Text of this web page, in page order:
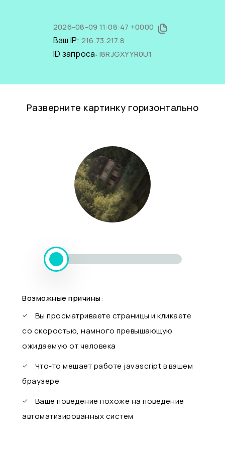
2026-08-09 11:08:47 +0000
Ваш IP: 216.73.217.8
ID запроса: l8RJGXYYR0U1
Разверните картинку горизонтально
Возможные причины:
Вы просматриваете страницы и кликаете
со скоростью, намного превышающую
ожидаемую от человека
Что-то мешает работе javascript в вашем
браузере
Ваше поведение похоже на поведение
автоматизированных систем